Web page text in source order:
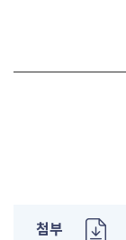
첨부